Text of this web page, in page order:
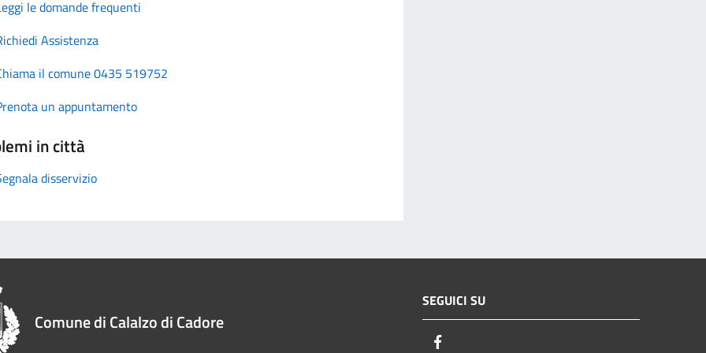
le domande frequenti
Assistenza
il comune 0435 519752
un appuntamento
in città
disservizio
Comune di Calalzo di Cadore
SEGUICI SU